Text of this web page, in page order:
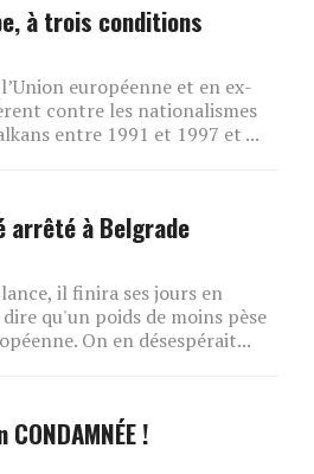
à trois conditions
européenne et en ex-
contre les nationalismes
entre 1991 et 1997 et ...
arrêté à Belgrade
il finira ses jours en
qu'un poids de moins pèse
On en désespérait...
!